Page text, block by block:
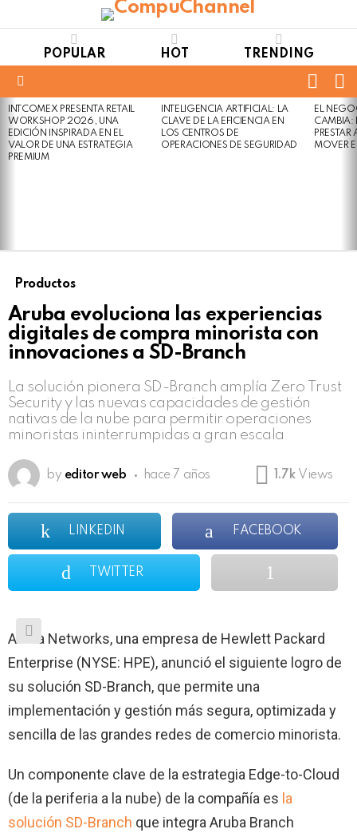
POPULAR HOT TRENDING
LATEST
STORIES
INTCOMEX PRESENTA RETAIL
WORKSHOP 2026, UNA
EDICIÓN INSPIRADA EN EL
VALOR DE UNA ESTRATEGIA
PREMIUM
INTELIGENCIA ARTIFICIAL: LA
CLAVE DE LA EFICIENCIA EN
LOS CENTROS DE
OPERACIONES DE SEGURIDAD
EL
CAMBIA:
MOVER
Productos
Aruba evoluciona las experiencias
digitales de compra minorista con
innovaciones a SD-Branch
La solución pionera SD-Branch amplía Zero Trust
Security y las nuevas capacidades de gestión
nativas de la nube para permitir operaciones
minoristas ininterrumpidas a gran escala
by editor web hace 7 años 1.7k Views
LINKEDIN FACEBOOK
TWITTER
Aruba Networks, una empresa de Hewlett Packard
Enterprise (NYSE: HPE), anunció el siguiente logro de
su solución SD-Branch, que permite una
implementación y gestión más segura, optimizada y
sencilla de las grandes redes de comercio minorista.
Un componente clave de la estrategia Edge-to-Cloud
(de la periferia a la nube) de la compañía es la
solución SD-Branch que integra Aruba Branch